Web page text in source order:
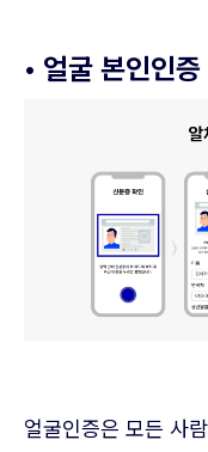
• 얼굴 본인인
얼굴인증은 모든 사